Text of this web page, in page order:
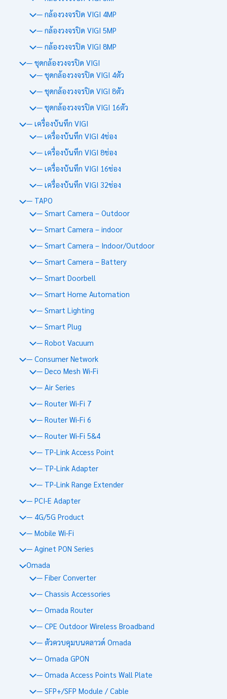
— กล้องวงจรปิด VIGI 4MP
— กล้องวงจรปิด VIGI 5MP
— กล้องวงจรปิด VIGI 8MP
— ชุดกล้องวงจรปิด VIGI
— ชุดกล้องวงจรปิด VIGI 4ตัว
— ชุดกล้องวงจรปิด VIGI 8ตัว
— ชุดกล้องวงจรปิด VIGI 16ตัว
— เครื่องบันทึก VIGI
— เครื่องบันทึก VIGI 4ช่อง
— เครื่องบันทึก VIGI 8ช่อง
— เครื่องบันทึก VIGI 16ช่อง
— เครื่องบันทึก VIGI 32ช่อง
— TAPO
— Smart Camera – Outdoor
— Smart Camera – indoor
— Smart Camera – Indoor/Outdoor
— Smart Camera – Battery
— Smart Doorbell
— Smart Home Automation
— Smart Lighting
— Smart Plug
— Robot Vacuum
— Consumer Network
— Deco Mesh Wi-Fi
— Air Series
— Router Wi-Fi 7
— Router Wi-Fi 6
— Router Wi-Fi 5&4
— TP-Link Access Point
— TP-Link Adapter
— TP-Link Range Extender
— PCI-E Adapter
— 4G/5G Product
— Mobile Wi-Fi
— Aginet PON Series
Omada
— Fiber Converter
— Chassis Accessories
— Omada Router
— CPE Outdoor Wireless Broadband
— ตัวควบคุมบนคลาวด์ Omada
— Omada GPON
— Omada Access Points Wall Plate
— SFP+/SFP Module / Cable